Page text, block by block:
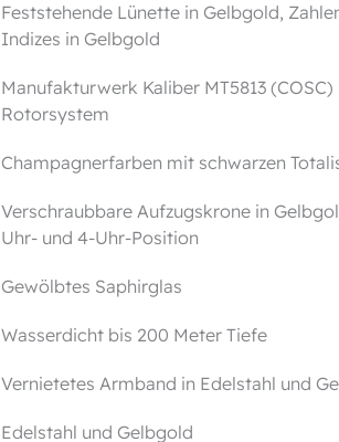
Feststehende Lünette in Gelbgold,
Indizes in Gelbgold
Manufakturwerk Kaliber MT5813
Rotorsystem
Champagnerfarben mit schwarzen
Verschraubbare Aufzugskrone in
Uhr- und 4‑Uhr‑Position
Gewölbtes Saphirglas
Wasserdicht bis 200 Meter Tiefe
Vernietetes Armband in Edelstahl und
Edelstahl und Gelbgold